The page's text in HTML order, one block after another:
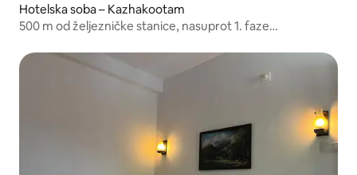
Hotelska soba – Kazhakootam
500 m od željezničke stanice, nasuprot 1. faze